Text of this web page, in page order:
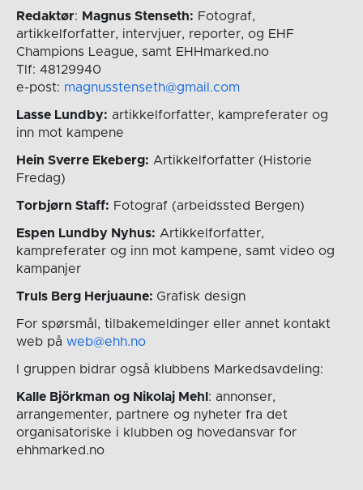
Redaktør: Magnus Stenseth: Fotograf,
artikkelforfatter, intervjuer, reporter, og EHF
Champions League, samt EHHmarked.no
Tlf: 48129940
e-post: magnusstenseth@gmail.com
Lasse Lundby: artikkelforfatter, kampreferater og
inn mot kampene
Hein Sverre Ekeberg: Artikkelforfatter (Historie
Fredag)
Torbjørn Staff: Fotograf (arbeidssted Bergen)
Espen Lundby Nyhus: Artikkelforfatter,
kampreferater og inn mot kampene, samt video og
kampanjer
Truls Berg Herjuaune: Grafisk design
For spørsmål, tilbakemeldinger eller annet kontakt
web på web@ehh.no
I gruppen bidrar også klubbens Markedsavdeling:
Kalle Björkman og Nikolaj Mehl : annonser,
arrangementer, partnere og nyheter fra det
organisatoriske i klubben og hovedansvar for
ehhmarked.no